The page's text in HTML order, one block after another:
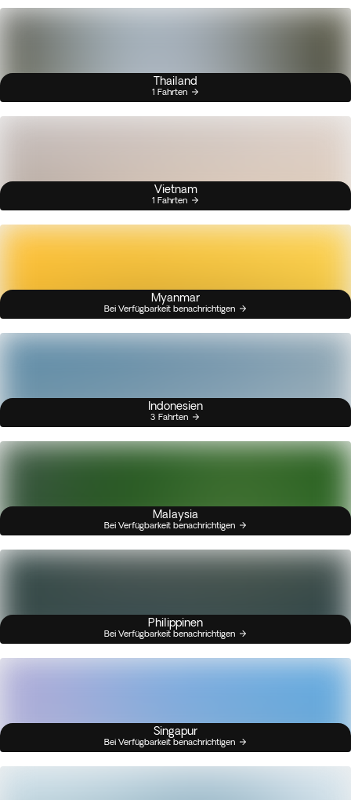
Thailand
1 Fahrten
Vietnam
1 Fahrten
Myanmar
Bei Verfügbarkeit benachrichtigen
Indonesien
3 Fahrten
Malaysia
Bei Verfügbarkeit benachrichtigen
Philippinen
Bei Verfügbarkeit benachrichtigen
Singapur
Bei Verfügbarkeit benachrichtigen